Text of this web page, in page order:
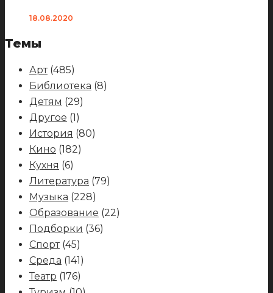
18.08.2020
Темы
Арт(485)
Библиотека (8)
Детям (29)
Другое (1)
История (80)
Кино (182)
Кухня (6)
Литература (79)
Музыка (228)
Образование (22)
Подборки (36)
Спорт(45)
Среда (141)
Театр (176)